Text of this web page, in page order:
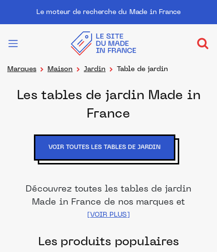
Le moteur de recherche du Made in France
Marques Maison Jardin Table de jardin
Les tables de jardin Made in
France
VOIR TOUTES LES TABLES DE JARDIN
Découvrez toutes les tables de jardin
Made in France de nos marques et
distributeurs partenaires. Des produits
manufactures français pour chacune de
Les produits populaires